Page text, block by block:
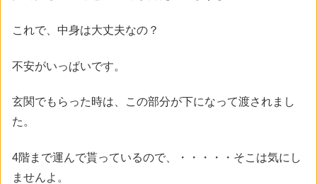
これで、中身は大丈夫なの？
不安がいっぱいです。
玄関でもらった時は、この部分が下になって渡されまし
た。
4階まで運んで貰っているので、・・・・・そこは気にし
ませんよ。